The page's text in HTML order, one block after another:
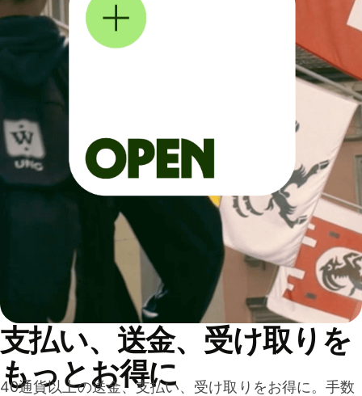
支払い、送金、受け取りを
もっとお得に
40通貨以上の送金、支払い、受け取りをお得に。手数